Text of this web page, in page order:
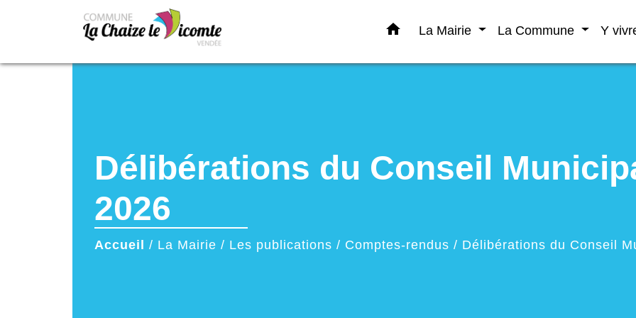
home La Mairie La Commune Y
Délibérations du Conseil
2026
Accueil / La Mairie / Les publications / Comptes-rendus / Délibérations du Conseil